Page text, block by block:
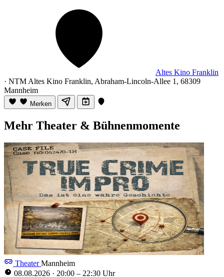
Altes Kino Franklin
· NTM Altes Kino Franklin, Abraham-Lincoln-Allee 1, 68309
Mannheim
Merken
Mehr Theater & Bühnenmomente
TheaterMannheim
08.08.2026 · 20:00 – 22:30 Uhr